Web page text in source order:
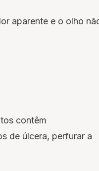
aparente e o olho
contêm
de úlcera, perfurar a